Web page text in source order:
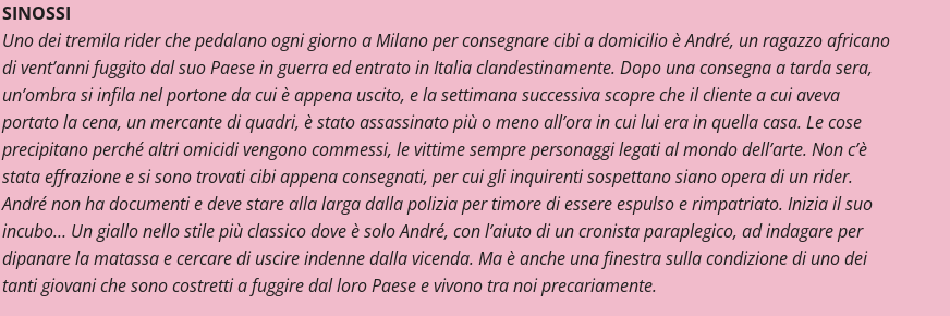
SINOSSI
Uno dei tremila rider che pedalano ogni giorno a Milano per consegnare cibi a domicilio è André, un ragazzo africano
di vent’anni fuggito dal suo Paese in guerra ed entrato in Italia clandestinamente. Dopo una consegna a tarda sera,
un’ombra si infila nel portone da cui è appena uscito, e la settimana successiva scopre che il cliente a cui aveva
portato la cena, un mercante di quadri, è stato assassinato più o meno all’ora in cui lui era in quella casa. Le cose
precipitano perché altri omicidi vengono commessi, le vittime sempre personaggi legati al mondo dell’arte. Non c’è
stata effrazione e si sono trovati cibi appena consegnati, per cui gli inquirenti sospettano siano opera di un rider.
André non ha documenti e deve stare alla larga dalla polizia per timore di essere espulso e rimpatriato. Inizia il suo
incubo… Un giallo nello stile più classico dove è solo André, con l’aiuto di un cronista paraplegico, ad indagare per
dipanare la matassa e cercare di uscire indenne dalla vicenda. Ma è anche una finestra sulla condizione di uno dei
tanti giovani che sono costretti a fuggire dal loro Paese e vivono tra noi precariamente.